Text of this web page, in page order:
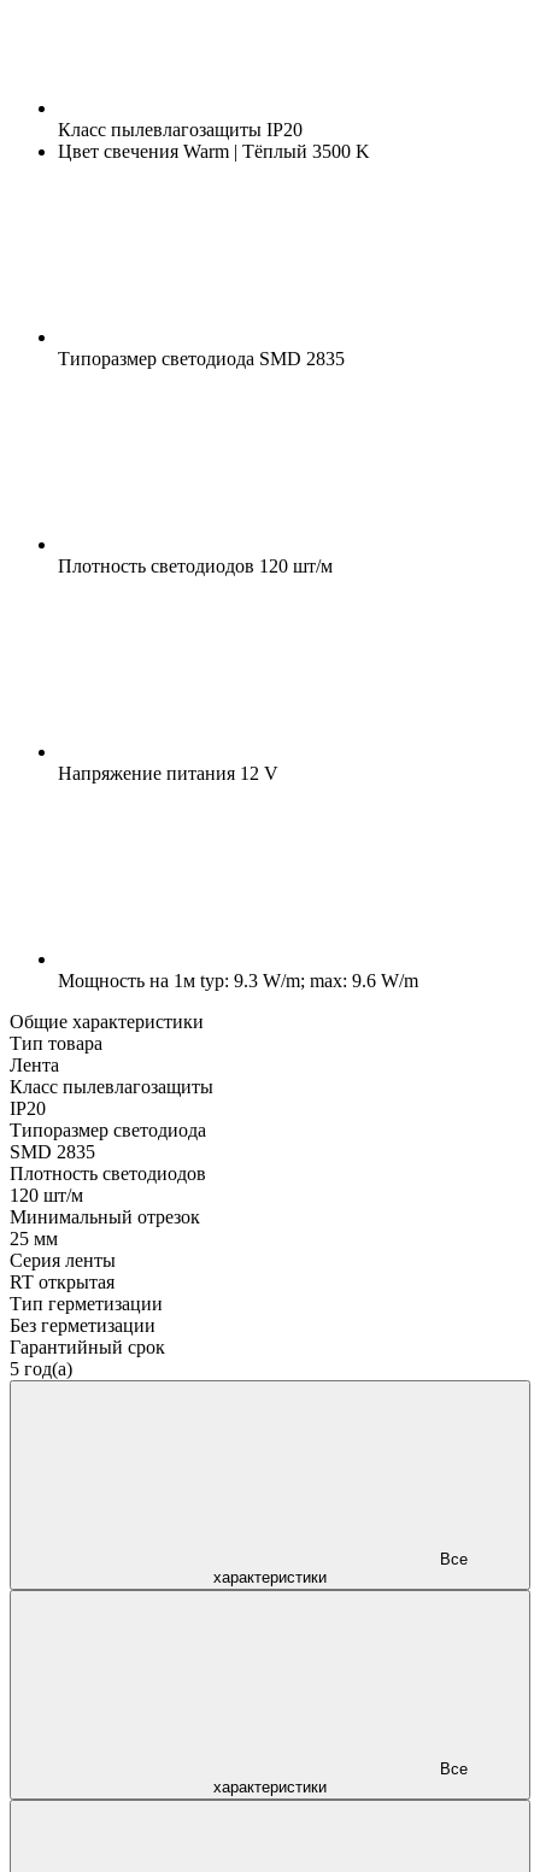
Класс пылевлагозащиты IP20
Цвет свечения Warm | Тёплый 3500 K
Типоразмер светодиода SMD 2835
Плотность светодиодов 120 шт/м
Напряжение питания 12 V
Мощность на 1м typ: 9.3 W/m; max: 9.6 W/m
Общие характеристики
Тип товара
Лента
Класс пылевлагозащиты
IP20
Типоразмер светодиода
SMD 2835
Плотность светодиодов
120 шт/м
Минимальный отрезок
25 мм
Серия ленты
RT открытая
Тип герметизации
Без герметизации
Гарантийный срок
5 год(а)
характеристики
характеристики